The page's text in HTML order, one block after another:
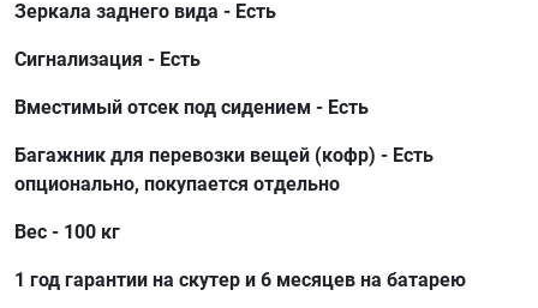
Зеркала заднего вида - Есть
Сигнализация - Есть
Вместимый отсек под сидением - Есть
Багажник для перевозки вещей (кофр) - Есть
опционально, покупается отдельно
Вес - 100 кг
1 год гарантии на скутер и 6 месяцев на батарею